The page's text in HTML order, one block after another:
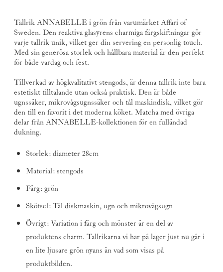
mängd
Tallrik ANNABELLE i grön från varumärketAffari of
Sweden. Den reaktiva glasyrens charmiga färgskiftningar gör
varje tallrik unik, vilket ger din servering en personlig touch.
Med sin generösa storlek och hållbara material är den perfekt
för både vardag och fest.
Tillverkad av högkvalitativt stengods, är denna tallrik inte bara
estetiskt tilltalande utan också praktisk. Den är både
ugnssäker, mikrovågsugnssäker och tål maskindisk, vilket gör
den till en favorit i det moderna köket. Matcha med övriga
delar från ANNABELLE-kollektionen för en fulländad
dukning.
Storlek: diameter 28cm
Material: stengods
Färg: grön
Skötsel: Tål diskmaskin, ugn och mikrovågsugn
Övrigt: Variation i färg och mönster är en del av
produktens charm. Tallrikarna vi har på lager just nu går i
en lite ljusare grön nyans än vad som visas på
produktbilden.